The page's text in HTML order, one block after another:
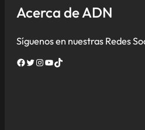
Acerca de ADN
Síguenos en nuestras Redes
Facebook
Twitter
Instagram
YouTube
TikTok